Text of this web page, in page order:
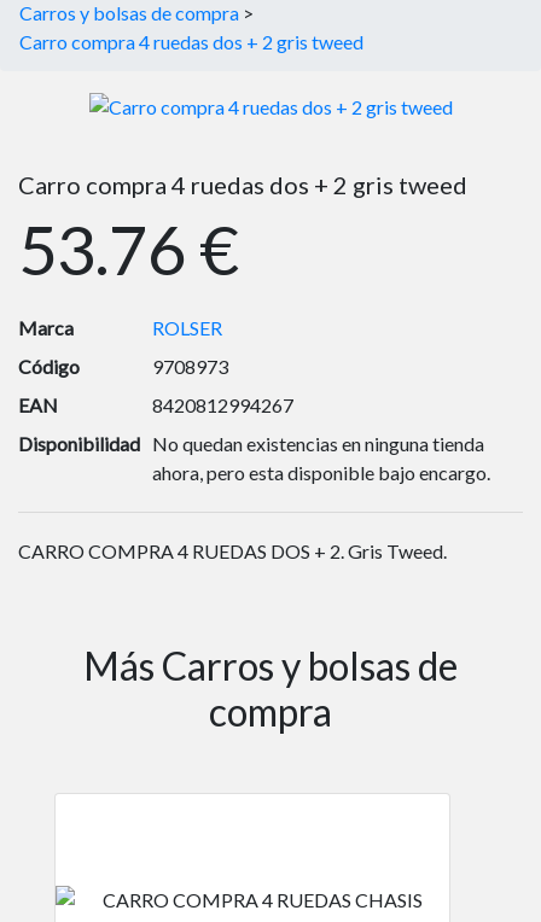
Carros y bolsas de compra >
Carro compra 4 ruedas dos + 2 gris tweed
Carro compra 4 ruedas dos + 2 gris tweed
53.76 €
Marca
ROLSER
Código
9708973
EAN
8420812994267
Disponibilidad No quedan existencias en ninguna tienda
ahora, pero esta disponible bajo encargo.
CARRO COMPRA 4 RUEDAS DOS + 2. Gris Tweed.
Más Carros y bolsas de
compra